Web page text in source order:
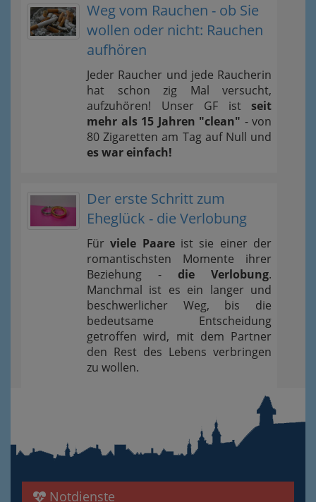
Weg vom Rauchen - ob Sie
wollen oder nicht: Rauchen
aufhören
Jeder Raucher und jede Raucherin
hat schon zig Mal versucht,
aufzuhören! Unser GF ist seit
mehr als 15 Jahren "clean" - von
80 Zigaretten am Tag auf Null und
es war einfach!
Der erste Schritt zum
Eheglück - die Verlobung
Fürviele Paareist sie einer der
romantischsten Momente ihrer
Beziehung - die Verlobung.
Manchmal ist es ein langer und
beschwerlicher Weg, bis die
bedeutsame Entscheidung
getroffen wird, mit dem Partner
den Rest des Lebens verbringen
zu wollen.
Notdienste